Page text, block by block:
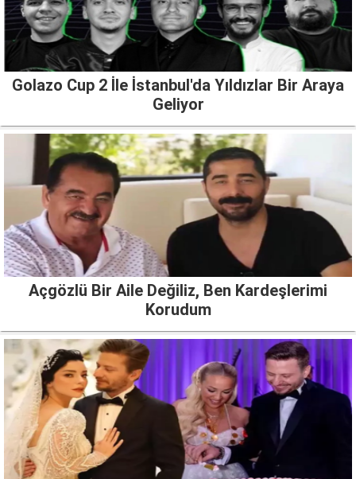
Golazo Cup 2 İle İstanbul'da Yıldızlar Bir Araya
Geliyor
Açgözlü Bir Aile Değiliz, Ben Kardeşlerimi
Korudum